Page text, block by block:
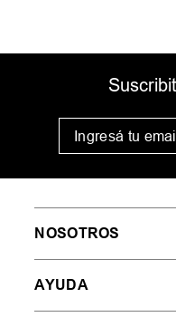
NOSOTROS
AYUDA